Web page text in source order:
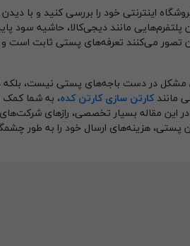
اینترنتی خود را بررسی کنید و با
پلتفرم‌هایی مانند دیجی‌کالا، حاشیه
می‌کنند تعرفه‌های پستی ثابت است و
مشکل در دست باجه‌های پستی نیست، بلکه
مانند کارتن سازی کارتن کده، به شما کمک
پستی، هزینه‌های ارسال خود را به طور